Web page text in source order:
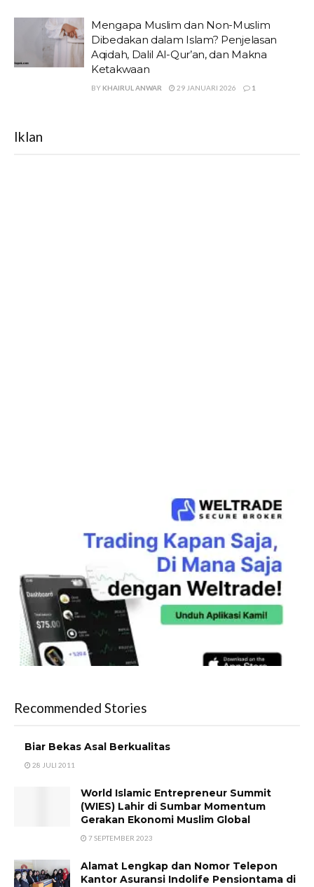
Mengapa Muslim dan Non-Muslim
Dibedakan dalam Islam? Penjelasan
Aqidah, Dalil Al-Qur’an, dan Makna
Ketakwaan
BY KHAIRUL ANWAR 29 JANUARI 2026 1
Iklan
Recommended Stories
Biar Bekas Asal Berkualitas
28 JULI 2011
World Islamic Entrepreneur Summit
(WIES) Lahir di Sumbar Momentum
Gerakan Ekonomi Muslim Global
7 SEPTEMBER 2023
Alamat Lengkap dan Nomor Telepon
Kantor Asuransi Indolife Pensiontama di